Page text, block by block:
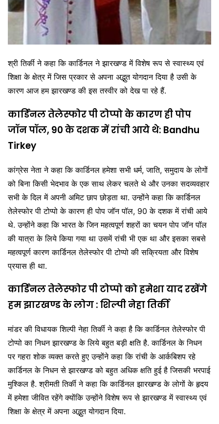
श्री तिर्की ने कहा कि कार्डिनल ने झारखण्ड में विशेष रूप से स्वास्थ्य एवं
शिक्षा के क्षेत्र में जिस प्रकार से अपना अद्भुत योगदान दिया है उसी के
कारण आज हम झारखण्ड की इस तस्वीर को देख पा रहे हैं.
कार्डिनल तेलेस्फोर पी टोप्पो के कारण ही पोप
जॉन पॉल, 90 के दशक में रांची आये थे: Bandhu
Tirkey
कांग्रेस नेता ने कहा कि कार्डिनल हमेशा सभी धर्म, जाति, समुदाय के लोगों
को बिना किसी भेदभाव के एक साथ लेकर चलते थे और उनका सदव्यवहार
सभी के दिल में अपनी अमिट छाप छोड़ता था. उन्होंने कहा कि कार्डिनल
तेलेस्फोर पी टोप्पो के कारण ही पोप जॉन पॉल, 90 के दशक में रांची आये
थे. उन्होंने कहा कि भारत के जिन महत्वपूर्ण शहरों का चयन पोप जॉन पॉल
की यात्रा के लिये किया गया था उसमें रांची भी एक था और इसका सबसे
महत्वपूर्ण कारण कार्डिनल तेलेस्फोर पी टोप्पो की सक्रियता और विशेष
प्रयास ही था.
कार्डिनल तेलेस्फोर पी टोप्पो को हमेशा याद रखेंगे
हम झारखण्ड के लोग : शिल्पी नेहा तिर्की
मांडर की विधायक शिल्पी नेहा तिर्की ने कहा है कि कार्डिनल तेलेस्फोर पी
टोप्पो का निधन झारखण्ड के लिये बहुत बड़ी क्षति है. कार्डिनल के निधन
पर गहरा शोक व्यक्त करते हुए उन्होंने कहा कि रांची के आर्कबिशप रहे
कार्डिनल के निधन से झारखण्ड को बहुत अधिक क्षति हुई है जिसकी भरपाई
मुश्किल है. श्रीमती तिर्की ने कहा कि कार्डिनल झारखण्ड के लोगों के हृदय
में हमेशा जीवित रहेंगे क्योंकि उन्होंने विशेष रूप से झारखण्ड में स्वास्थ्य एवं
शिक्षा के क्षेत्र में अपना अद्भुत योगदान दिया.